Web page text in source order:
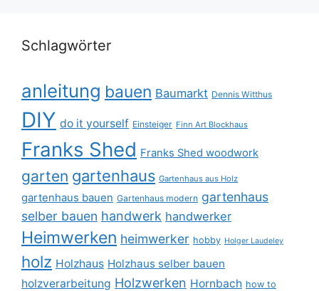
Schlagwörter
anleitung bauen Baumarkt Dennis Witthus
DIY do it yourself Einsteiger Finn Art Blockhaus
Franks Shed Franks Shed woodwork
garten gartenhaus Gartenhaus aus Holz
gartenhaus bauen Gartenhaus modern gartenhaus
selber bauen handwerk handwerker
Heimwerken heimwerker hobby Holger Laudeley
holz Holzhaus Holzhaus selber bauen
holzverarbeitung Holzwerken Hornbach how to